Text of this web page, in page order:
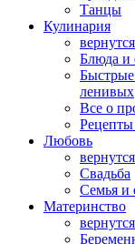
Танцы
Кулинария
Блюда и
ленивых
Все о
Любовь
Свадьба
Семья и
Материнство